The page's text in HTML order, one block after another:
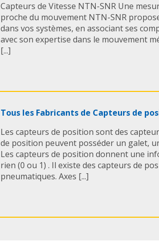
Capteurs de Vitesse NTN-SNR Une
proche du mouvement NTN-SNR
dans vos systèmes, en associant ses
avec son expertise dans le mouvement
[...]
Tous les Fabricants de Capteurs de
Les capteurs de position sont des
de position peuvent posséder un galet,
Les capteurs de position donnent une
rien (0 ou 1) . Il existe des capteurs de
pneumatiques. Axes [...]